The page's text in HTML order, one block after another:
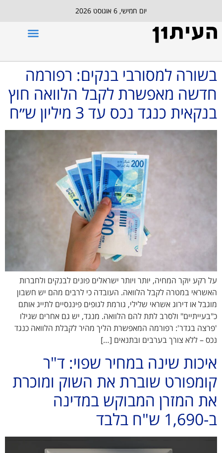
יום חמישי, 6 אוגוסט 2026
בשורה למסורבי בנקים: רפורמה
חדשה מאפשרת לקבל הלוואה חוץ
בנקאית כנגד נכס עד 3 מיליון ש״ח
על רקע יוקר המחיה, יותר ויותר ישראלים פונים לבנקים ולחברות
האשראי במטרה לקבל הלוואה. העובדה כי לרבים מהם יש חשבון
מוגבל או דירוג אשראי שלילי, גורמת לגופים פיננסיים לתייג אותם
כ"בעייתיים" ולסרב לתת להם הלוואה. מנגד, יש גם אחרים שגילו
'פרצה בגדר': רפורמה המאפשרת הליך מהיר לקבלת הלוואה כנגד
נכס – ללא צורך בערבים ובתנאים […]
איכות שינה במחיר שפוי: ד"ר
קומפורט שוברת את השוק ומוכרת
את המזרן המבוקש במדינה
ב-1,690 ש"ח בלבד